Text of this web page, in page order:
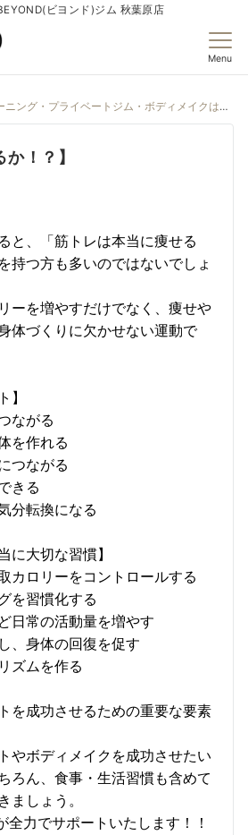
ビヨンド)ジム 秋葉原店
Menu
プライベートジム・ボディメイクはBEYOND秋葉原店
か！？】
と、「筋トレは本当に痩せる
持つ方も多いのではないでしょ
ーを増やすだけでなく、痩せや
体づくりに欠かせない運動で
】
ながる
を作れる
つながる
きる
分転換になる
に大切な習慣】
カロリーをコントロールする
を習慣化する
日常の活動量を増やす
、身体の回復を促す
ズムを作る
を成功させるための重要な要素
やボディメイクを成功させたい
ろん、食事・生活習慣も含めて
ましょう。
全力でサポートいたします！！